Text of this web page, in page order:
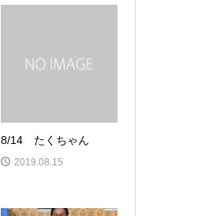
8/14 たくちゃん
2019.08.15